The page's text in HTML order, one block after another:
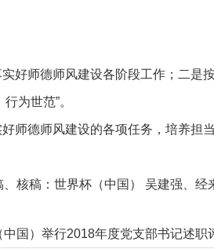
好师德师风建设各阶段工作；二是
为世范”。
师德师风建设的各项任务，培养担
、核稿：世界杯（中国） 吴建强、经
中国）举行2018年度党支部书记述职